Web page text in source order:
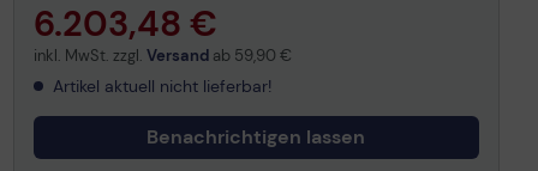
6.203,48 €
inkl. MwSt. zzgl. Versandab 59,90 €
Artikel aktuell nicht lieferbar!
Benachrichtigen lassen